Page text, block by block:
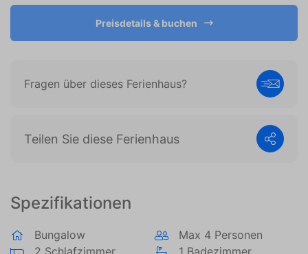
Spezifikationen
Bungalow
Max 4 Personen
2 Schlafzimmer
1 Badezimmer
Preisdetails & buchen
Fragen über dieses Ferienhaus?
Teilen Sie diese Ferienhaus
Benutzer zugeschnitten und relevant sind. Diese
Anzeigen werden für Verleger und externe